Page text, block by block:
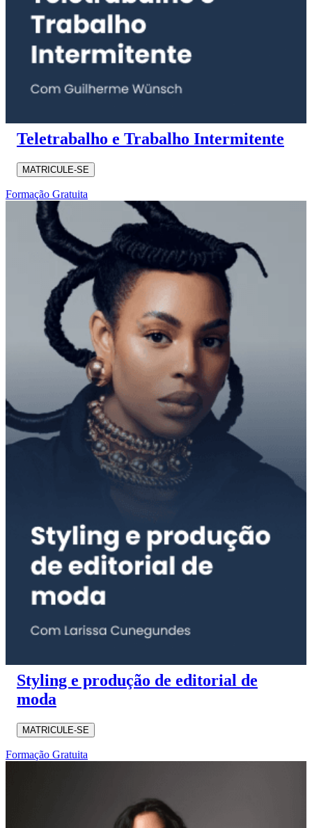
Teletrabalho e Trabalho Intermitente
MATRICULE-SE
Formação Gratuita
Styling e produção de editorial de
moda
MATRICULE-SE
Formação Gratuita